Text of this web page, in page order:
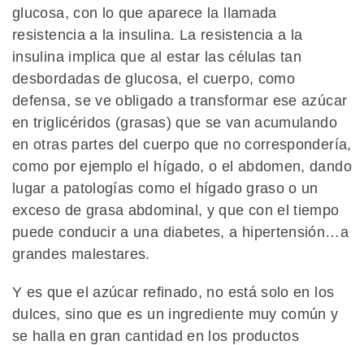
glucosa, con lo que aparece la llamada
resistencia a la insulina. La resistencia a la
insulina implica que al estar las células tan
desbordadas de glucosa, el cuerpo, como
defensa, se ve obligado a transformar ese azúcar
en triglicéridos (grasas) que se van acumulando
en otras partes del cuerpo que no correspondería,
como por ejemplo el hígado, o el abdomen, dando
lugar a patologías como el hígado graso o un
exceso de grasa abdominal, y que con el tiempo
puede conducir a una diabetes, a hipertensión…a
grandes malestares.
Y es que el azúcar refinado, no está solo en los
dulces, sino que es un ingrediente muy común y
se halla en gran cantidad en los productos